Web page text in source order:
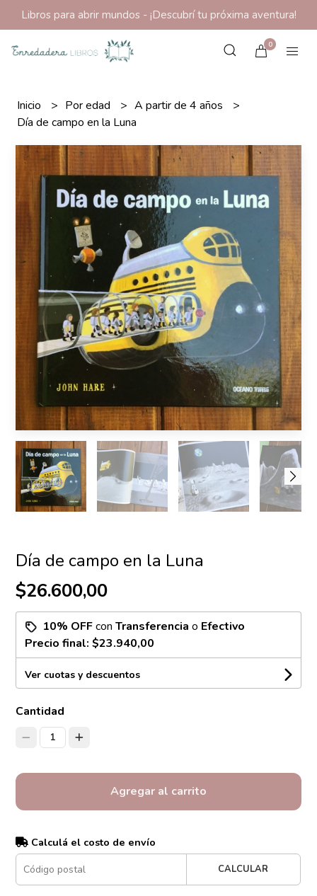
Libros para abrir mundos - ¡Descubrí tu próxima aventura!
0
Inicio Por edad
A partir de 4 años
Día de campo en la Luna
Día de campo en la Luna
$26.600,00
10% OFFconTransferencia o Efectivo
Precio final:$23.940,00
Ver cuotas y descuentos
Cantidad
1
Agregar al carrito
Calculá el costo de envío
CALCULAR